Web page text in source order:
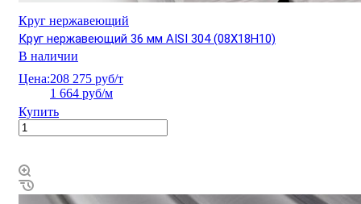
Круг нержавеющий
Круг нержавеющий 36 мм AISI 304 (08Х18Н10)
В наличии
Цена:208 275 руб/т
1 664 руб/м
Купить